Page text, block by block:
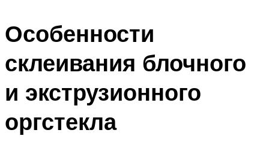
Особенности
склеивания блочного
и экструзионного
оргстекла